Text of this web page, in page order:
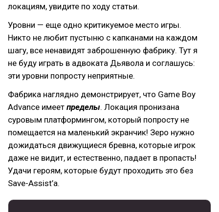
локациям, увидите по ходу статьи.
Уровни — еще одно критикуемое место игры.
Никто не любит пустыню с капканами на каждом
шагу, все ненавидят заброшенную фабрику. Тут я
не буду играть в адвоката Дьявола и соглашусь:
эти уровни попросту неприятные.
Фабрика наглядно демонстрирует, что Game Boy
Advance имеет пределы. Локация пронизана
суровым платформингом, который попросту не
помещается на маленький экранчик! Зеро нужно
дожидаться движущиеся бревна, которые игрок
даже не видит, и естественно, падает в пропасть!
Удачи героям, которые будут проходить это без
Save-Assist’а.